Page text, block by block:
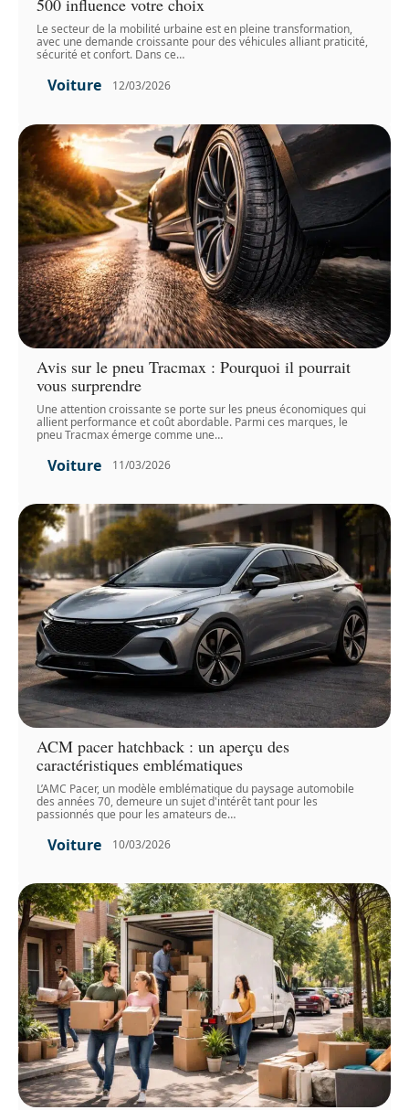
500 influence votre choix
Le secteur de la mobilité urbaine est en pleine transformation,
avec une demande croissante pour des véhicules alliant praticité,
sécurité et confort. Dans ce…
Voiture 12/03/2026
Avis sur le pneu Tracmax : Pourquoi il pourrait
vous surprendre
Une attention croissante se porte sur les pneus économiques qui
allient performance et coût abordable. Parmi ces marques, le
pneu Tracmax émerge comme une…
Voiture 11/03/2026
ACM pacer hatchback : un aperçu des
caractéristiques emblématiques
L’AMC Pacer, un modèle emblématique du paysage automobile
des années 70, demeure un sujet d'intérêt tant pour les
passionnés que pour les amateurs de…
Voiture 10/03/2026